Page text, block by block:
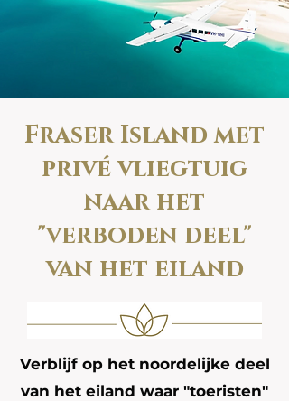
Fraser Island met
privé vliegtuig
naar het
"verboden deel"
van het eiland
Verblijf op het noordelijke deel
van het eiland waar "toeristen"